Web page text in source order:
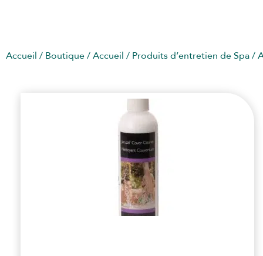
Accueil / Boutique/Accueil / Produits d’entretien de Spa/